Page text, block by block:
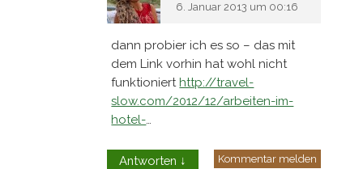
6. Januar 2013 um 00:16
dann probier ich es so – das mit
dem Link vorhin hat wohl nicht
funktionierthttp://travel-
slow.com/2012/12/arbeiten-im-
hotel-…
Antworten ↓ Kommentar melden